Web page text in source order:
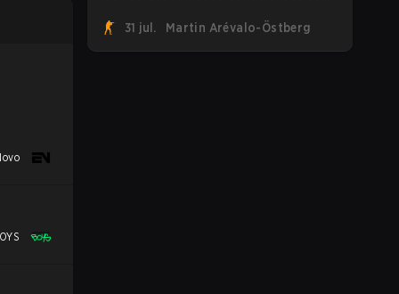
primer roster de CS2. Con su roster
flameante revelado, Canadian Armed
31 jul. Martin Arévalo-Östberg